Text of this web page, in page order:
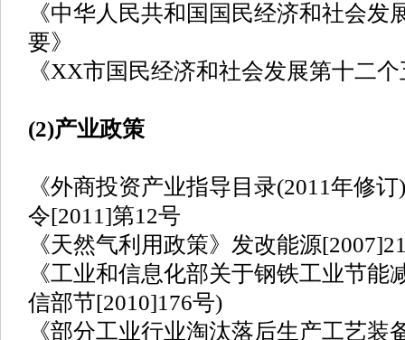
《中华人民共和国国民经济和社会发
要》
《XX市国民经济和社会发展第十二
(2)产业政策
《外商投资产业指导目录(2011年修
令[2011]第12号
《天然气利用政策》发改能源
《工业和信息化部关于钢铁工业节能
信部节[2010]176号)
《部分工业行业淘汰落后生产工艺装